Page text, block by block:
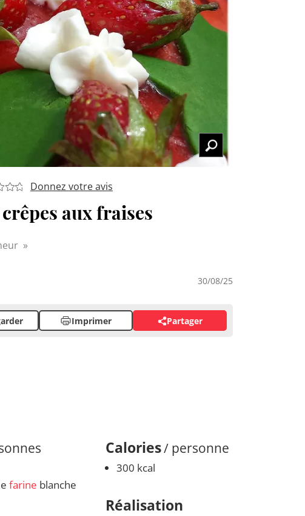
Donnez votre avis
aux fraises
30/08/25
Imprimer Partager
farine blanche
Calories/ personne
300 kcal
Réalisation